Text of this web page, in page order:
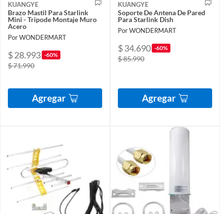
KUANGYE
Brazo Mastil Para Starlink
Mini - Tripode Montaje Muro
Acero
Por WONDERMART
$ 28.993 -60%
$ 71.990
Agregar
KUANGYE
Soporte De Antena De Pared
Para Starlink Dish
Por WONDERMART
$ 34.690 -60%
$ 85.990
Agregar